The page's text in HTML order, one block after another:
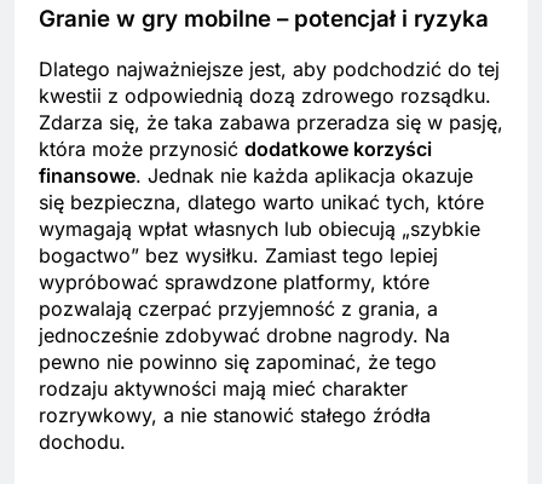
Granie w gry mobilne – potencjał i ryzyka
Dlatego najważniejsze jest, aby podchodzić do tej
kwestii z odpowiednią dozą zdrowego rozsądku.
Zdarza się, że taka zabawa przeradza się w pasję,
która może przynosić dodatkowe korzyści
finansowe. Jednak nie każda aplikacja okazuje
się bezpieczna, dlatego warto unikać tych, które
wymagają wpłat własnych lub obiecują „szybkie
bogactwo” bez wysiłku. Zamiast tego lepiej
wypróbować sprawdzone platformy, które
pozwalają czerpać przyjemność z grania, a
jednocześnie zdobywać drobne nagrody. Na
pewno nie powinno się zapominać, że tego
rodzaju aktywności mają mieć charakter
rozrywkowy, a nie stanowić stałego źródła
dochodu.